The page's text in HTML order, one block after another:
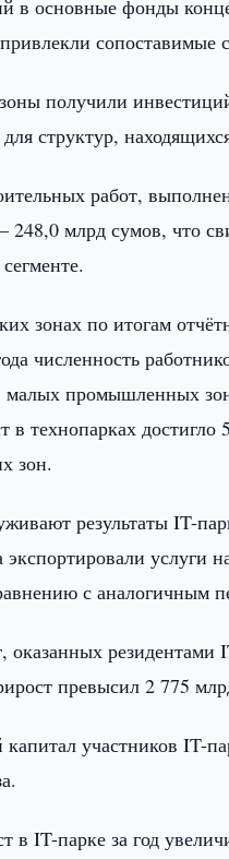
в основные фонды
получили
структур,
работ,
млрд сумов, что
зонах по итогам
численность
малых промышленных
в технопарках
зон.
результаты IT-
экспортировали
с аналогичным
резидентами
превысил 2 775
участников IT-
в IT-парке за год